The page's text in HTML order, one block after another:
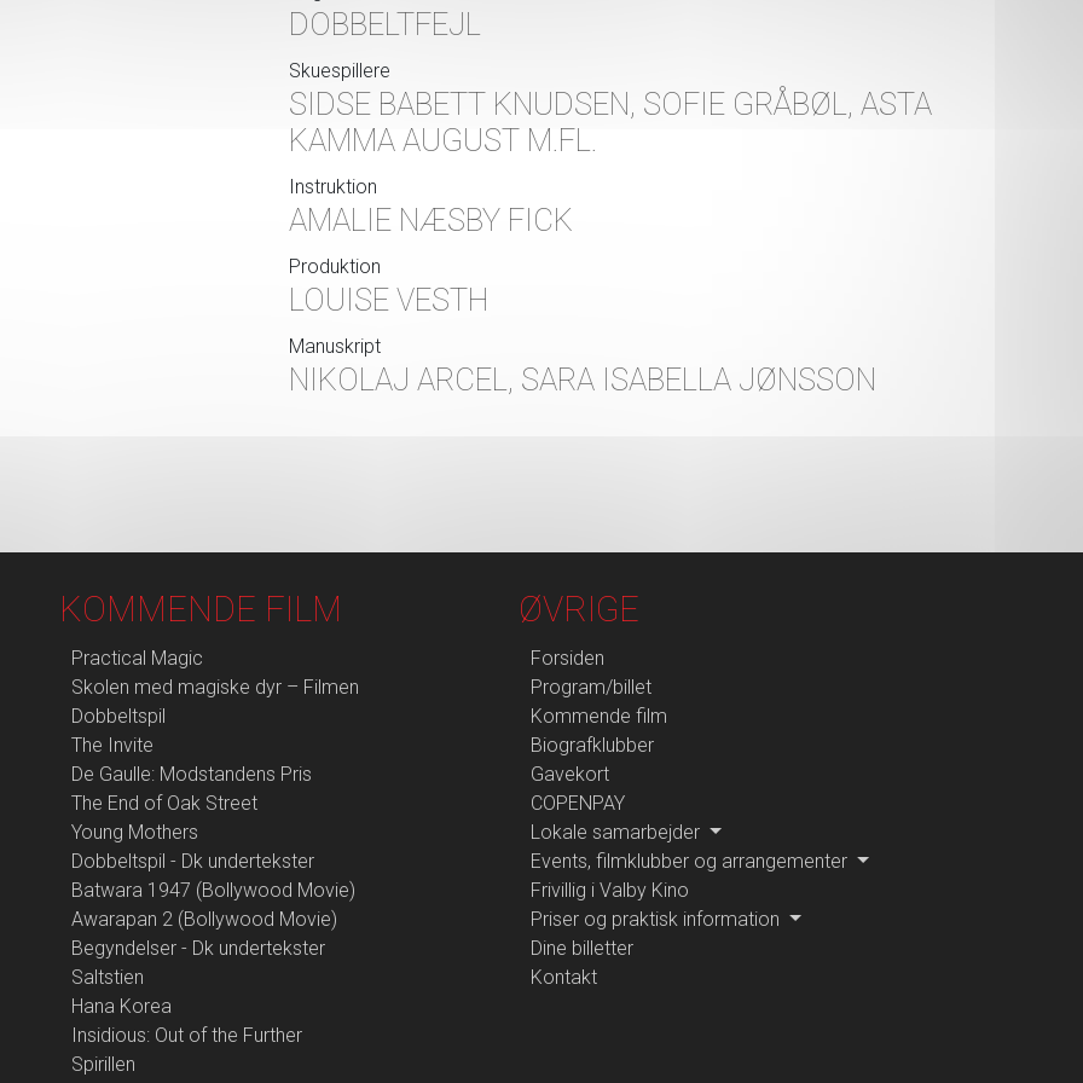
DOBBELTFEJL
Skuespillere
SIDSE BABETT KNUDSEN, SOFIE GRÅBØL, ASTA
KAMMA AUGUST M.FL.
Instruktion
AMALIE NÆSBY FICK
Produktion
LOUISE VESTH
Manuskript
NIKOLAJ ARCEL, SARA ISABELLA JØNSSON
KOMMENDE FILM
Practical Magic
Skolen med magiske dyr – Filmen
Dobbeltspil
The Invite
De Gaulle: Modstandens Pris
The End of Oak Street
Young Mothers
Dobbeltspil - Dk undertekster
Batwara 1947 (Bollywood Movie)
Awarapan 2 (Bollywood Movie)
Begyndelser - Dk undertekster
Saltstien
Hana Korea
Insidious: Out of the Further
Spirillen
ØVRIGE
Forsiden
Program/billet
Kommende film
Biografklubber
Gavekort
COPENPAY
Lokale samarbejder
Events, filmklubber og arrangementer
Frivillig i Valby Kino
Priser og praktisk information
Dine billetter
Kontakt